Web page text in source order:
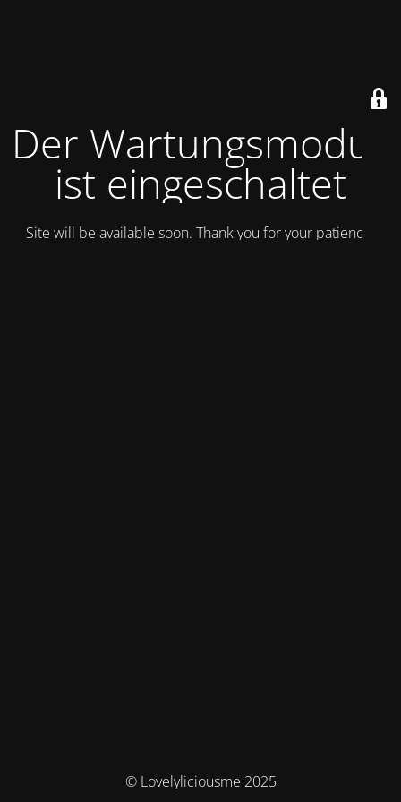
Der Wartungsmodus
ist eingeschaltet
Site will be available soon. Thank you for your patience!
© Lovelyliciousme 2025